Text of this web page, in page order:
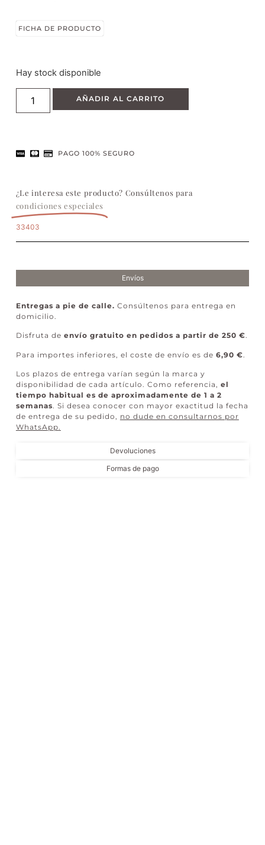
FICHA DE PRODUCTO
Hay stock disponible
AÑADIR AL CARRITO
PAGO 100% SEGURO
¿Le interesa este producto? Consúltenos para
condiciones especiales
33403
Envíos
Devoluciones
Formas de pago
Entregas a pie de calle. Consúltenos para entrega en
domicilio.
Disfruta de envío gratuito en pedidos a partir de 250 €.
Para importes inferiores, el coste de envío es de 6,90 €
Los plazos de entrega varían según la marca y
disponibilidad de cada artículo. Como referencia, el
tiempo habitual es de aproximadamente de 1 a 2
semanas. Si desea conocer con mayor exactitud la fecha
de entrega de su pedido, no dude en consultarnos por
WhatsApp.